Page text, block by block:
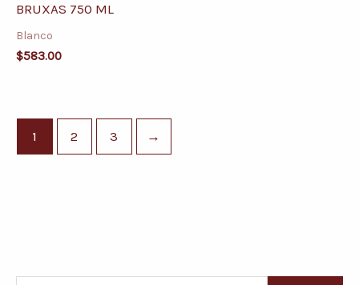
BRUXAS 750 ML
Blanco
$583.00
1 2 3 →